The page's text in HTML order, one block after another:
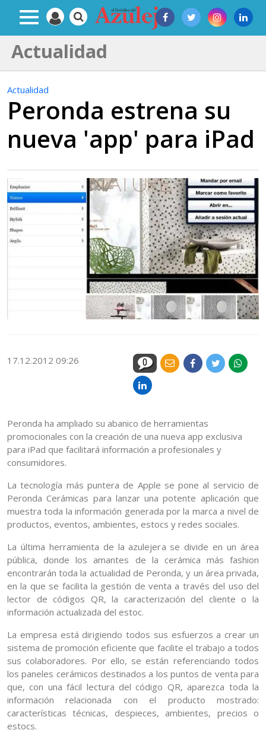
Actualidad
Actualidad
Peronda estrena su
nueva 'app' para iPad
17.12.2012 09:26 0
Peronda ha ampliado su abanico de herramientas
promocionales con la creación de una nueva app exclusiva
para iPad que facilitará información a profesionales y
consumidores.
La tecnología más puntera de Apple se pone al servicio de
Peronda Cerámicas para lanzar una potente aplicación que
muestra toda la información generada por la marca a nivel de
productos, eventos, ambientes, estocs y redes sociales.
La última herramienta de la azulejera se divide en un área
pública, donde los amantes de la cerámica más fashion
encontrarán toda la actualidad de Peronda, y un área privada,
en la que se facilita la gestión de venta a través del uso del
lector de códigos QR, la caracterización del cliente o la
información actualizada del estoc.
La empresa está dirigiendo todos sus esfuerzos a crear un
sistema de promoción eficiente que facilite el trabajo a todos
sus colaboradores. Por ello, se están referenciando todos
los paneles cerámicos destinados a los puntos de venta para
que, con una fácil lectura del código QR, aparezca toda la
información relacionada con el producto mostrado:
características técnicas, despieces, ambientes, precios o
estocs.